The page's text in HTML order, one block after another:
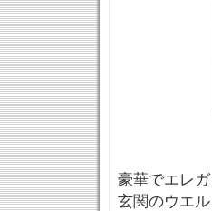
豪華でエレ
玄関のウエ